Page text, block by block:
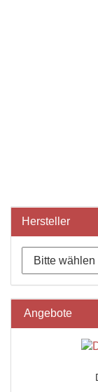
Hersteller
Angebote